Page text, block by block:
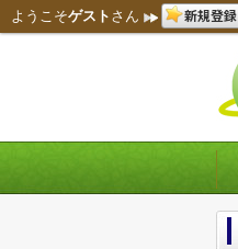
ようこそゲスト さん 新規登録